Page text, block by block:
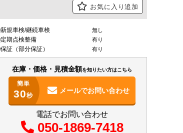
お気に入り追加
新規車検/継続車検 無し
定期点検整備 有り
保証（部分保証） 有り
在庫・価格・見積金額を知りたい方はこちら
簡単
30秒
メールでお問い合わせ
電話でお問い合わせ
050-1869-7418